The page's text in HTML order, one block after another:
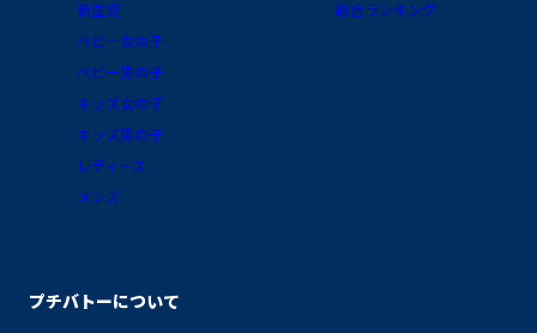
新生児
ベビー女の子
ベビー男の子
キッズ女の子
キッズ男の子
レディース
メンズ
総合ランキング
プチバトーについて